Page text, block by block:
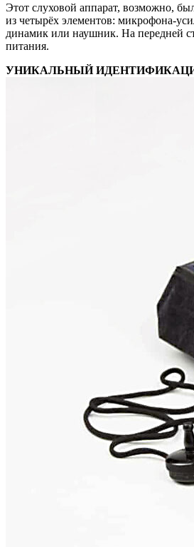
Этот слуховой аппарат, возможно,
из четырёх элементов: микрофона-
динамик или наушник. На передней
питания.
УНИКАЛЬНЫЙ